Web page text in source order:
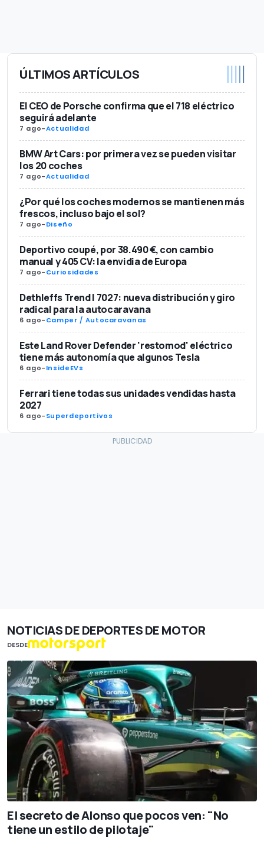
ÚLTIMOS ARTÍCULOS
El CEO de Porsche confirma que el 718 eléctrico
seguirá adelante
7 ago-Actualidad
BMW Art Cars: por primera vez se pueden visitar
los 20 coches
7 ago-Actualidad
¿Por qué los coches modernos se mantienen más
frescos, incluso bajo el sol?
7 ago-Diseño
Deportivo coupé, por 38.490 €, con cambio
manual y 405 CV: la envidia de Europa
7 ago-Curiosidades
Dethleffs Trend I 7027: nueva distribución y giro
radical para la autocaravana
6 ago-Camper / Autocaravanas
Este Land Rover Defender 'restomod' eléctrico
tiene más autonomía que algunos Tesla
6 ago-InsideEVs
Ferrari tiene todas sus unidades vendidas hasta
2027
6 ago-Superdeportivos
NOTICIAS DE DEPORTES DE MOTOR
DESDE
El secreto de Alonso que pocos ven: "No
tiene un estilo de pilotaje"